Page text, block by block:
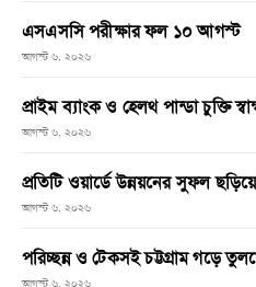
এসএসসি পরীক্ষার ফল ১০ আগস্ট
আগস্ট ৬, ২০২৬
প্রাইম ব্যাংক ও হেলথ পান্ডা চুক্তি
আগস্ট ৬, ২০২৬
প্রতিটি ওয়ার্ডে উন্নয়নের সুফল
আগস্ট ৬, ২০২৬
পরিচ্ছন্ন ও টেকসই চট্টগ্রাম গড়ে
আগস্ট ৬, ২০২৬